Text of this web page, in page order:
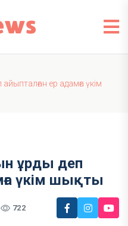
ер адамға үкім
ұрды деп
үкім шықты
722